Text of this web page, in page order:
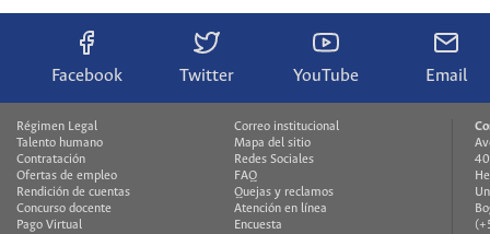
Facebook Twitter YouTube Email
Régimen Legal
Talento humano
Contratación
Ofertas de empleo
Rendición de cuentas
Concurso docente
Pago Virtual
Correo institucional
Mapa del sitio
Redes Sociales
FAQ
Quejas y reclamos
Atención en línea
Encuesta